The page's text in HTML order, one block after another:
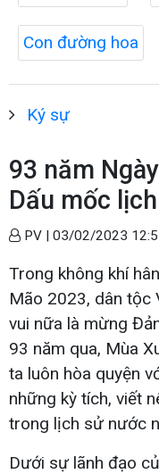
Con đường hoa
Ký sự
93 năm
Dấu mốc
PV | 03/02/2023
Trong không khí
Mão 2023, dân tộc
vui nữa là mừng
93 năm qua, Mùa
ta luôn hòa quyện
những kỳ tích, viết
trong lịch sử nước
Dưới sự lãnh đạo